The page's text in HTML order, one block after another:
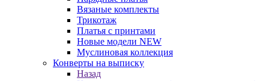
Вязаные комплекты
Трикотаж
Платья с принтами
Новые модели NEW
Муслиновая коллекция
Конверты на выписку
Назад